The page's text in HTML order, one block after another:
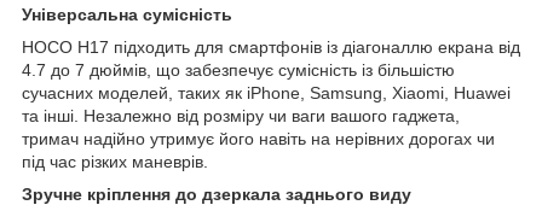
Універсальна сумісність
HOCO H17 підходить для смартфонів із діагоналлю екрана від
4.7 до 7 дюймів, що забезпечує сумісність із більшістю
сучасних моделей, таких як iPhone, Samsung, Xiaomi, Huawei
та інші. Незалежно від розміру чи ваги вашого гаджета,
тримач надійно утримує його навіть на нерівних дорогах чи
під час різких маневрів.
Зручне кріплення до дзеркала заднього виду